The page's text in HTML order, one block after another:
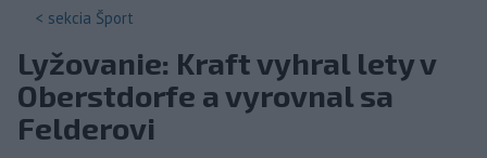
< sekcia Šport
Lyžovanie: Kraft vyhral lety v
Oberstdorfe a vyrovnal sa
Felderovi